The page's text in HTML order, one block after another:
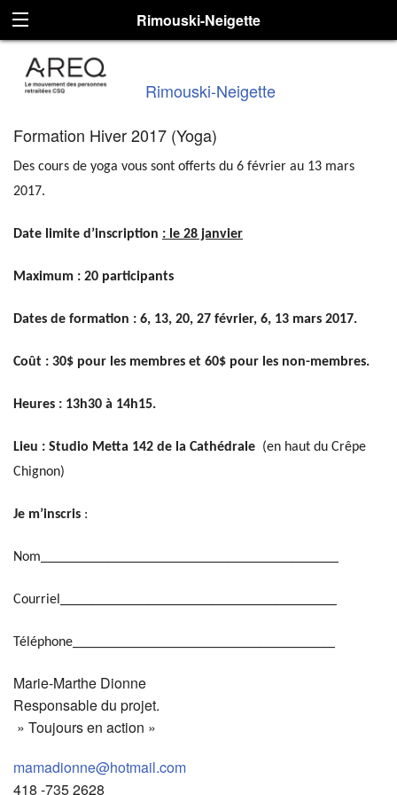
Rimouski-Neigette
Rimouski-Neigette
Formation Hiver 2017 (Yoga)
Des cours de yoga vous sont offerts du 6 février au 13 mars
2017.
Date limite d’inscription : le 28 janvier
Maximum : 20 participants
Dates de formation : 6, 13, 20, 27 février, 6, 13 mars 2017.
Coût : 30$ pour les membres et 60$ pour les non-membres.
Heures : 13h30 à 14h15.
Lieu : Studio Metta 142 de la Cathédrale (en haut du Crêpe
Chignon)
Je m’inscris :
Nom__________________________________________
Courriel_______________________________________
Téléphone_____________________________________
Marie-Marthe Dionne
Responsable du projet.
» Toujours en action »
mamadionne@hotmail.com
418 -735 2628